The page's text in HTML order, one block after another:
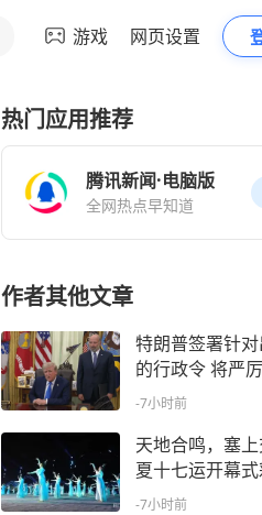
游戏 网页设置
热门应用推荐
腾讯新闻·电脑版
全网热点早知道
作者其他文章
特朗普签署针
的行政令 将严
旅游”
-7小时前
天地合鸣，塞
夏十七运开幕
-7小时前